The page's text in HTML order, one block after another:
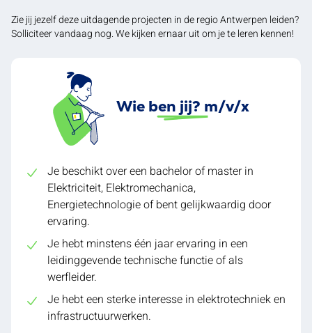
Zie jij jezelf deze uitdagende projecten in de regio Antwerpen leiden?
Solliciteer vandaag nog. We kijken ernaar uit om je te leren kennen!
Wie ben jij? m/v/x
Je beschikt over een bachelor of master in
Elektriciteit, Elektromechanica,
Energietechnologie of bent gelijkwaardig door
ervaring.
Je hebt minstens één jaar ervaring in een
leidinggevende technische functie of als
werfleider.
Je hebt een sterke interesse in elektrotechniek en
infrastructuurwerken.